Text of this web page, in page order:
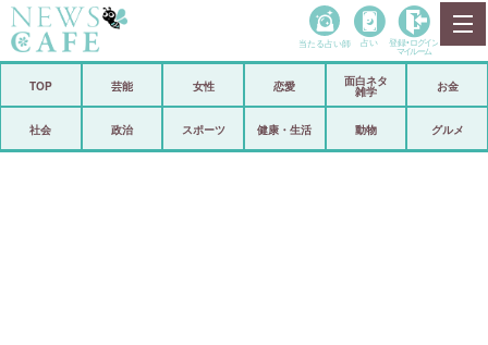
政治
当たる占い師 占い 登録• ログイン
マイルーム
TOP 芸能 女性 恋愛
面白ネタ
雑学
お金
社会 政治 スポーツ 健康・生活 動物 グルメ